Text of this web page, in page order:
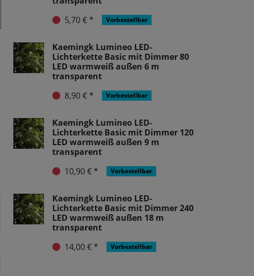
5,70 € *
Vorbestellbar
Kaemingk Lumineo LED-
Lichterkette Basic mit Dimmer 80
LED warmweiß außen 6 m
transparent
8,90 € *
Vorbestellbar
Kaemingk Lumineo LED-
Lichterkette Basic mit Dimmer 120
LED warmweiß außen 9 m
transparent
10,90 € *
Vorbestellbar
Kaemingk Lumineo LED-
Lichterkette Basic mit Dimmer 240
LED warmweiß außen 18 m
transparent
14,00 € *
Vorbestellbar